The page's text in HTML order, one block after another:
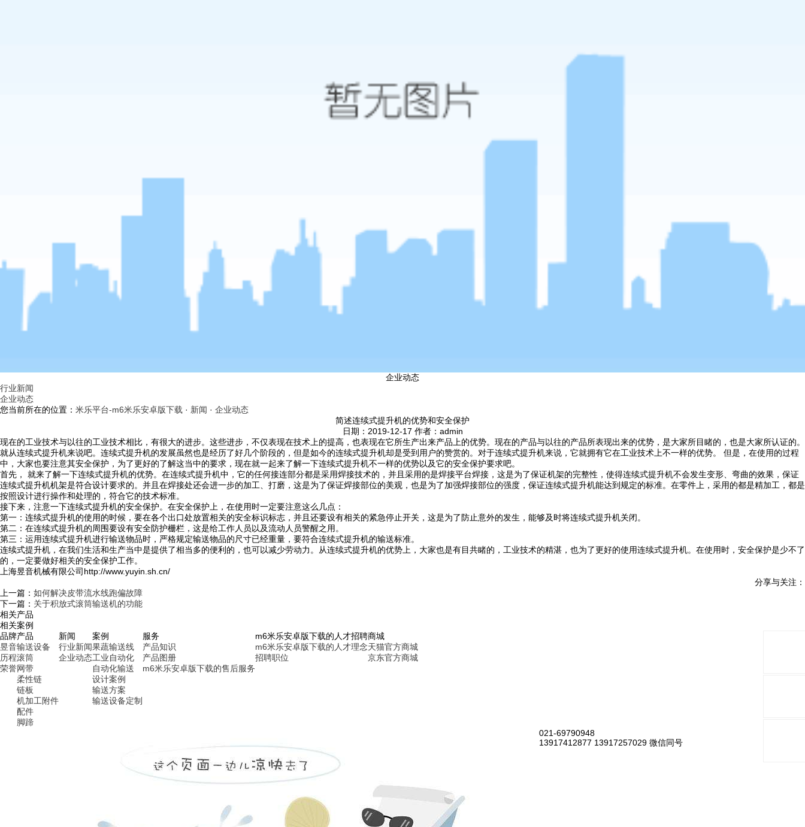
企业动态
行业新闻
企业动态
您当前所在的位置： 米乐平台-m6米乐安卓版下载 · 新闻 · 企业动态
简述连续式提升机的优势和安全保护
日期：2019-12-17 作者：admin
现在的工业技术与以往的工业技术相比，有很大的进步。这些进步，不仅表现在技术上的提高，也表现在它所生产出来产品上的优势。现在的产品与以往的产品所表现出来的优势，是大家所目睹的，也是大家所认证的。
就从连续式提升机来说吧。连续式提升机的发展虽然也是经历了好几个阶段的，但是如今的连续式提升机却是受到用户的赞赏的。对于连续式提升机来说，它就拥有它在工业技术上不一样的优势。 但是，在使用的过程
中，大家也要注意其安全保护，为了更好的了解这当中的要求，现在就一起来了解一下连续式提升机不一样的优势以及它的安全保护要求吧。
首先， 就来了解一下连续式提升机的优势。在连续式提升机中，它的任何接连部分都是采用焊接技术的，并且采用的是焊接平台焊接，这是为了保证机架的完整性，使得连续式提升机不会发生变形、弯曲的效果，保证
连续式提升机机架是符合设计要求的。并且在焊接处还会进一步的加工、打磨，这是为了保证焊接部位的美观，也是为了加强焊接部位的强度，保证连续式提升机能达到规定的标准。在零件上，采用的都是精加工，都是
按照设计进行操作和处理的，符合它的技术标准。
接下来，注意一下连续式提升机的安全保护。在安全保护上，在使用时一定要注意这么几点：
第一：连续式提升机的使用的时候，要在各个出口处放置相关的安全标识标志，并且还要设有相关的紧急停止开关，这是为了防止意外的发生，能够及时将连续式提升机关闭。
第二：在连续式提升机的周围要设有安全防护栅栏，这是给工作人员以及流动人员警醒之用。
第三：运用连续式提升机进行输送物品时，严格规定输送物品的尺寸已经重量，要符合连续式提升机的输送标准。
连续式提升机，在我们生活和生产当中是提供了相当多的便利的，也可以减少劳动力。从连续式提升机的优势上，大家也是有目共睹的，工业技术的精湛，也为了更好的使用连续式提升机。在使用时，安全保护是少不了
的，一定要做好相关的安全保护工作。
上海昱音机械有限公司http://www.yuyin.sh.cn/
分享与关注：
上一篇： 如何解决皮带流水线跑偏故障
下一篇： 关于积放式滚筒输送机的功能
相关产品
相关案例
品牌
昱音
历程
荣誉
产品
输送设备
滚筒
网带
柔性链
链板
机加工附件
配件
脚蹄
新闻
行业新闻
企业动态
案例
果蔬输送线
工业自动化
自动化输送
设计案例
输送方案
输送设备定制
服务
产品知识
产品图册
m6米乐安卓版下载的售后服务
m6米乐安卓版下载的人才招聘
m6米乐安卓版下载的人才理念
招聘职位
商城
天猫官方商城
京东官方商城
021-69790948
13917412877 13917257029 微信同号